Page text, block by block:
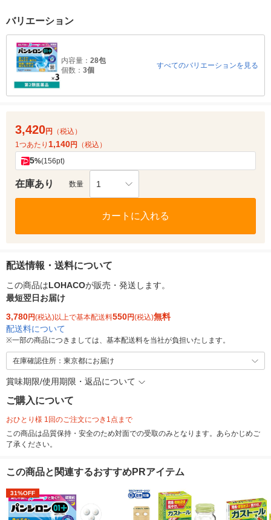
バリエーション
内容量： 28包
個数： 3個
すべてのバリエーションを見る
3,420円
（税込）
1つあたり 1,140円 （税込）
5%(156pt)
在庫あり 数量 1
カートに入れる
配送情報・送料について
この商品はLOHACOが販売・発送します。
最短翌日お届け
3,780円(税込)以上で基本配送料550円(税込)無料
配送料について
※一部の商品につきましては、基本配送料を当社が負担いたします。
在庫確認住所：東京都にお届け
賞味期限/使用期限・返品について
ご購入について
おひとり様 1回のご注文につき1点まで
この商品は品質保持・安全のため対面での受取のみとなります。あらかじめご
了承ください。
この商品と関連するおすすめPRアイテム
31%OFF